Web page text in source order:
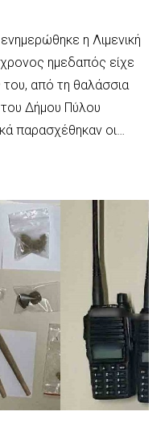
η Λιμενική
ημεδαπός είχε
του, από τη θαλάσσια
Δήμου Πύλου
παρασχέθηκαν οι…